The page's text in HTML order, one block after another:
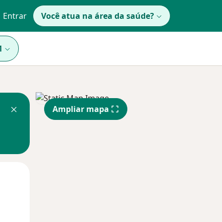
Entrar Você atua na área da saúde?
Ampliar mapa